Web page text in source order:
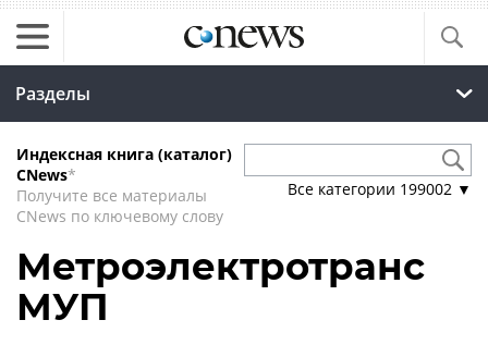
Разделы
Индексная книга (каталог)
CNews*
Получите все материалы
CNews по ключевому слову
Все категории 199002 ▼
Метроэлектротранс
МУП